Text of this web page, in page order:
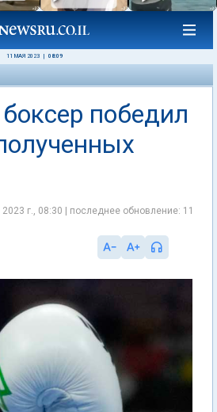
11 МАЯ 2023 08:09
победил
г., 08:30 | последнее обновление: 11